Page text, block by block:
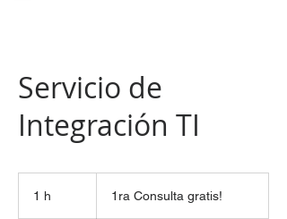
Servicio de
Integración TI
1 h
gratis!1ra Consulta gratis!